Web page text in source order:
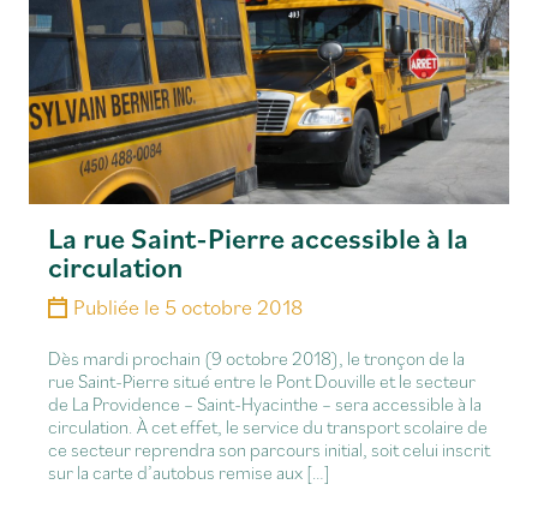
La rue Saint-Pierre accessible à la
circulation
Publiée le 5 octobre 2018
Dès mardi prochain (9 octobre 2018), le tronçon de la
rue Saint-Pierre situé entre le Pont Douville et le secteur
de La Providence – Saint-Hyacinthe – sera accessible à la
circulation. À cet effet, le service du transport scolaire de
ce secteur reprendra son parcours initial, soit celui inscrit
sur la carte d’autobus remise aux […]